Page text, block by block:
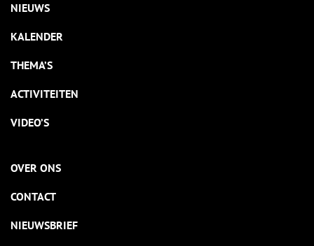
NIEUWS
KALENDER
THEMA’S
ACTIVITEITEN
VIDEO’S
OVER ONS
CONTACT
NIEUWSBRIEF